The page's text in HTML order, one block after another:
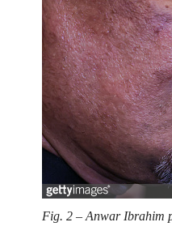
Fig. 2 – Anwar Ibrahim